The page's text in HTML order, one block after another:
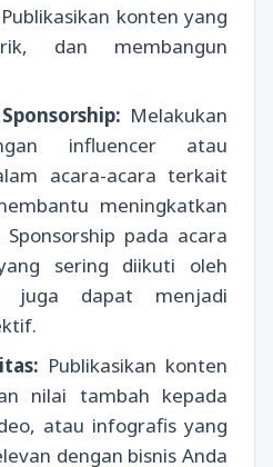
konten yang
dan membangun
Melakukan
influencer atau
acara-acara terkait
meningkatkan
pada acara
sering diikuti oleh
juga dapat menjadi
Publikasikan konten
nilai tambah kepada
atau infografis yang
dengan bisnis Anda